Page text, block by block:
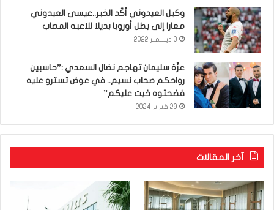
وكيل العيدوني أكّد الخبر..عيسى العيدوني
معارا إلى بطل أوروبا بديلا للاعبه المصاب
3 ديسمبر 2022
عزّة سليمان تهاجم نضال السعدي :”حاسبين
رواحكم صحاب نسيم.. في عوض تسترو عليه
فضحتوه خيت عليكم”
29 فبراير 2024
آخر المقالات